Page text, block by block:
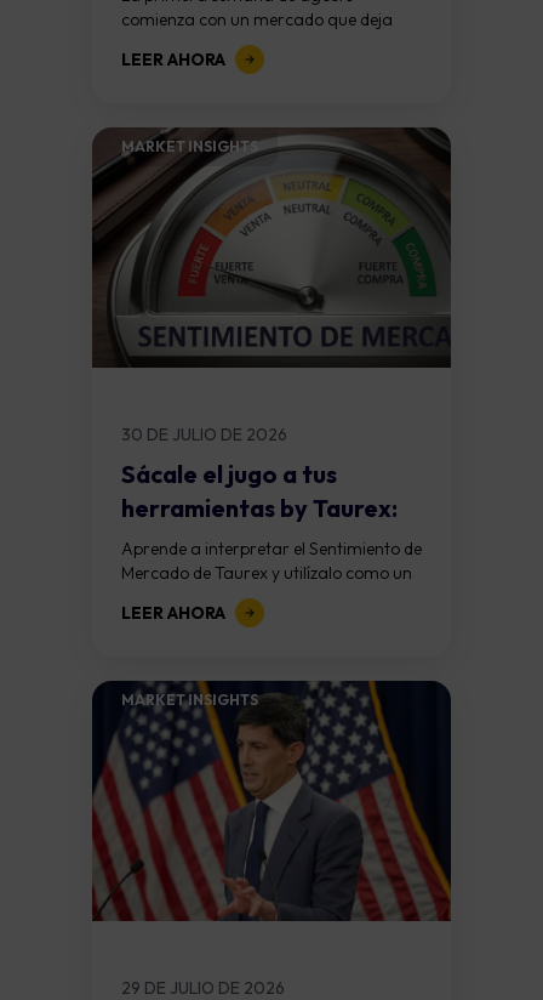
comienza con un mercado que deja
atrás una de las semanas más
importantes del trimestre. La Reserva
LEER AHORA
MARKET INSIGHTS​
30 DE JULIO DE 2026
Sácale el jugo a tus
herramientas by Taurex:
La mayoría...
Aprende a interpretar el Sentimiento de
Mercado de Taurex y utilízalo como un
complemento para fortalecer tu
análisis. Todos hemos vivido una
LEER AHORA
MARKET INSIGHTS​
29 DE JULIO DE 2026